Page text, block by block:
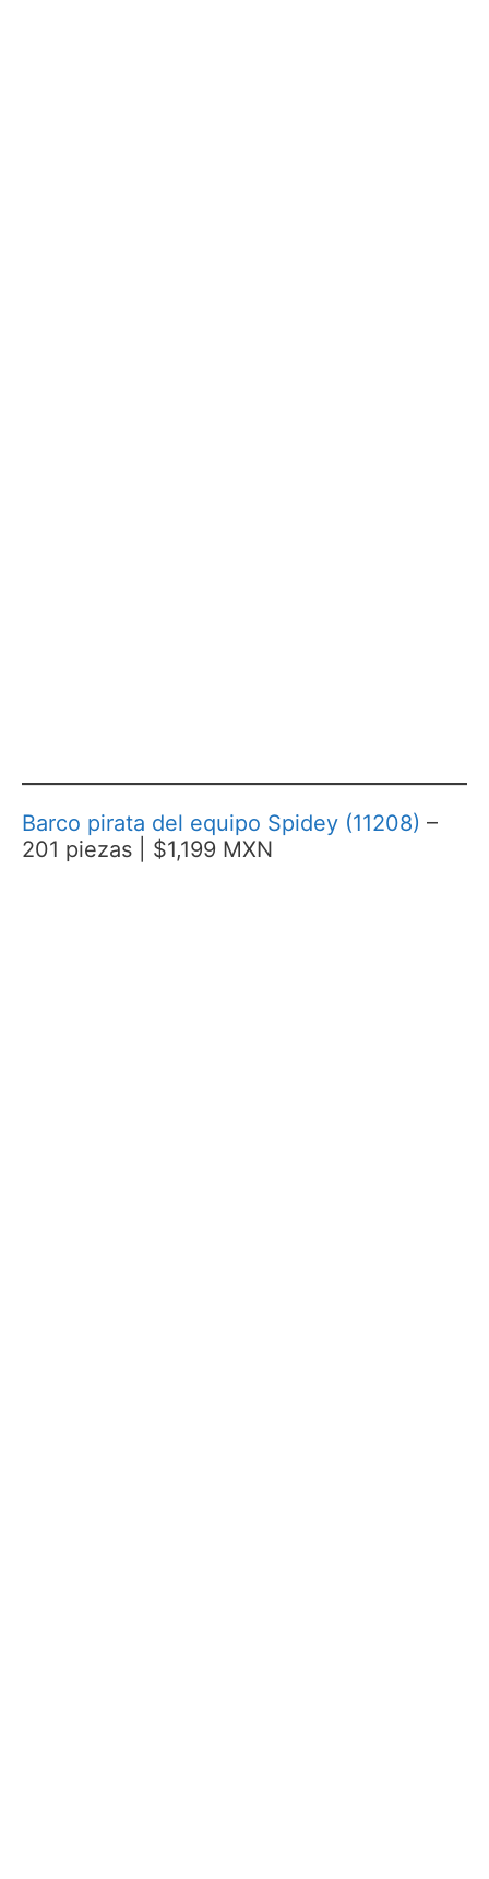
Barco pirata del equipo Spidey (11208) –
201 piezas | $1,199 MXN